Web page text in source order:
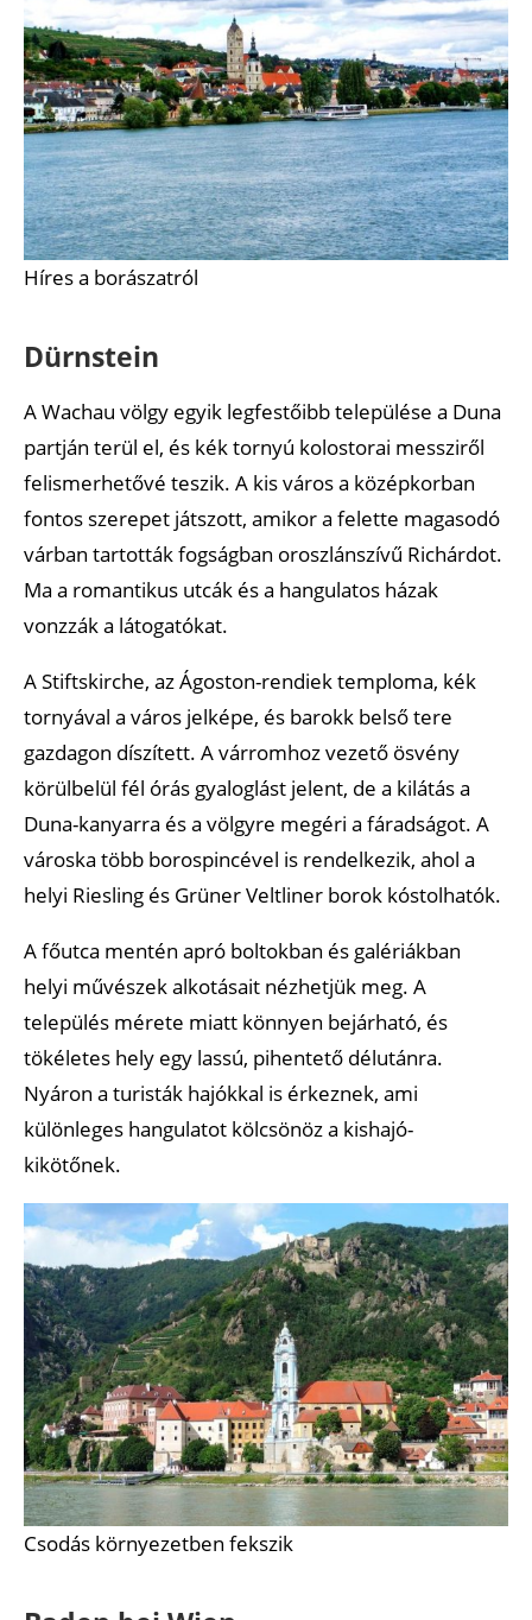
Híres a borászatról
Dürnstein
A Wachau völgy egyik legfestőibb települése a Duna
partján terül el, és kék tornyú kolostorai messziről
felismerhetővé teszik. A kis város a középkorban
fontos szerepet játszott, amikor a felette magasodó
várban tartották fogságban oroszlánszívű Richárdot.
Ma a romantikus utcák és a hangulatos házak
vonzzák a látogatókat.
A Stiftskirche, az Ágoston-rendiek temploma, kék
tornyával a város jelképe, és barokk belső tere
gazdagon díszített. A várromhoz vezető ösvény
körülbelül fél órás gyaloglást jelent, de a kilátás a
Duna-kanyarra és a völgyre megéri a fáradságot. A
városka több borospincével is rendelkezik, ahol a
helyi Riesling és Grüner Veltliner borok kóstolhatók.
A főutca mentén apró boltokban és galériákban
helyi művészek alkotásait nézhetjük meg. A
település mérete miatt könnyen bejárható, és
tökéletes hely egy lassú, pihentető délutánra.
Nyáron a turisták hajókkal is érkeznek, ami
különleges hangulatot kölcsönöz a kishajó-
kikötőnek.
Csodás környezetben fekszik